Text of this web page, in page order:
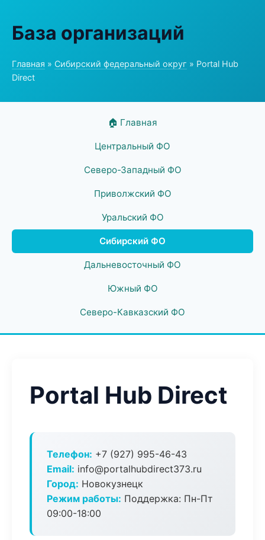
База организаций
Главная » Сибирский федеральный округ » Portal Hub
Direct
🏠 Главная
Центральный ФО
Северо-Западный ФО
Приволжский ФО
Уральский ФО
Сибирский ФО
Дальневосточный ФО
Южный ФО
Северо-Кавказский ФО
Portal Hub Direct
Телефон: +7 (927) 995-46-43
Email: info@portalhubdirect373.ru
Город: Новокузнецк
Режим работы: Поддержка: Пн-Пт
09:00-18:00